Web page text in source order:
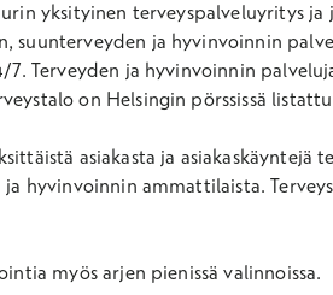
yksityinen terveyspalveluyritys
ja hyvinvoinnin
Terveyden ja hyvinvoinnin
on Helsingin pörssissä
asiakasta ja
ja hyvinvoinnin ammattilaista.
myös arjen pienissä valinnoissa.